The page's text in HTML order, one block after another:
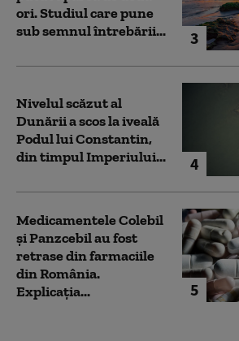
3
ori. Studiul care pune
sub semnul întrebării...
4
Nivelul scăzut al
Dunării a scos la iveală
Podul lui Constantin,
din timpul Imperiului...
5
Medicamentele Colebil
și Panzcebil au fost
retrase din farmaciile
din România.
Explicația...